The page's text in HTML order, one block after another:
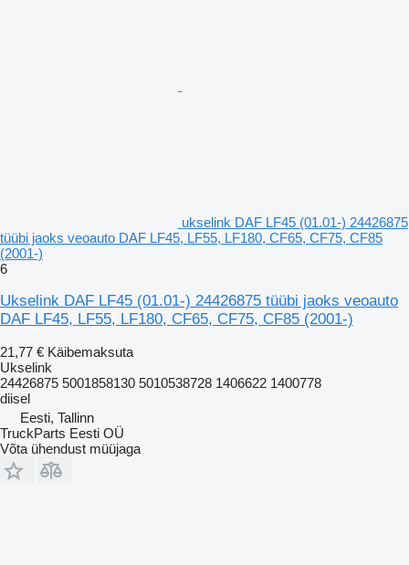
ukselink DAF LF45 (01.01-) 24426875
tüübi jaoks veoauto DAF LF45, LF55, LF180, CF65, CF75, CF85
(2001-)
6
Ukselink DAF LF45 (01.01-) 24426875 tüübi jaoks veoauto
DAF LF45, LF55, LF180, CF65, CF75, CF85 (2001-)
21,77 € Käibemaksuta
Ukselink
24426875 5001858130 5010538728 1406622 1400778
diisel
Eesti, Tallinn
TruckParts Eesti OÜ
Võta ühendust müüjaga